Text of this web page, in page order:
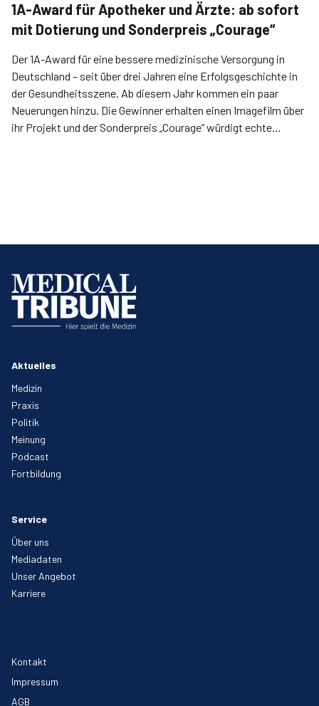
1A-Award für Apotheker und Ärzte: ab sofort
mit Dotierung und Sonderpreis „Courage“
Der 1A-Award für eine bessere medizinische Versorgung in
Deutschland – seit über drei Jahren eine Erfolgsgeschichte in
der Gesundheitsszene. Ab diesem Jahr kommen ein paar
Neuerungen hinzu. Die Gewinner erhalten einen Imagefilm über
ihr Projekt und der Sonderpreis „Courage“ würdigt echte
Aktuelles
Medizin
Praxis
Politik
Meinung
Podcast
Fortbildung
Service
Über uns
Mediadaten
Unser Angebot
Karriere
Kontakt
Impressum
AGB